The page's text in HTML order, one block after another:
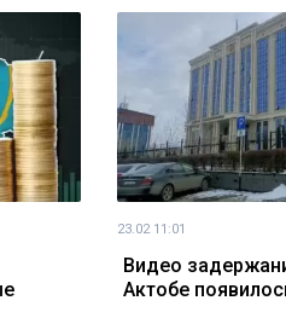
23.02 11:01
Видео
Актобе